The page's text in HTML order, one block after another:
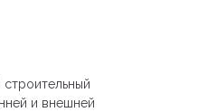
и внешней